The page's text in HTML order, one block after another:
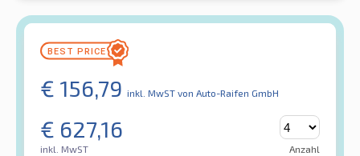
€ 156,79 inkl. MwST von Auto-Raifen GmbH
€ 627,16
inkl. MwST Anzahl